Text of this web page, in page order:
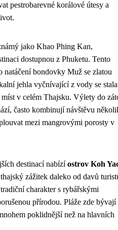
pestrobarevné korálové útesy a
jako Khao Phing Kan,
dostupnou z Phuketu. Tento
natáčení bondovky Muž se zlatou
jehla vyčnívající z vody se stala
v celém Thajsku. Výlety do
často kombinují návštěvu
mezi mangrovými porosty v
destinací nabízíostrov Koh
zážitek daleko od davů
charakter s rybářskými
přírodou. Pláže zde bývají
poklidnější než na hlavních